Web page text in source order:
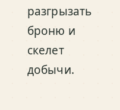
разгрызать
броню и
скелет
добычи.